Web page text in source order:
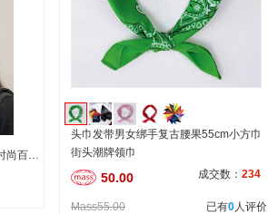
保暖围脖 冬季女士春秋脖套 时尚百变头巾
头巾发带男女绑手复古腰果55cm小方巾
街头潮牌领巾
50.00 成交数： 234
Mass55.00 已有0人评价